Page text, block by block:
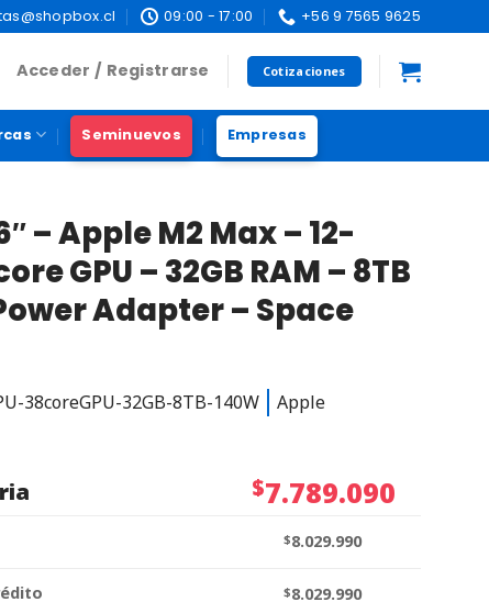
09:00 - 17:00 +56 9 7565 9625
Acceder / Registrarse Cotizaciones
Seminuevos Empresas
– Apple M2 Max – 12-
GPU – 32GB RAM – 8TB
Adapter – Space
38coreGPU-32GB-8TB-140W Apple
$7.789.090
$8.029.990
$8.029.990